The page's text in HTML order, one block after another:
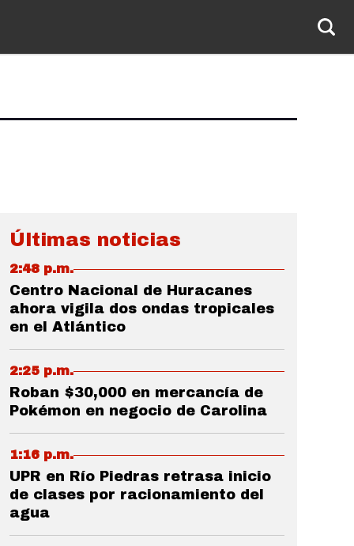
Últimas noticias
2:48 p.m.
Centro Nacional de Huracanes
ahora vigila dos ondas tropicales
en el Atlántico
2:25 p.m.
Roban $30,000 en mercancía de
Pokémon en negocio de Carolina
1:16 p.m.
UPR en Río Piedras retrasa inicio
de clases por racionamiento del
agua